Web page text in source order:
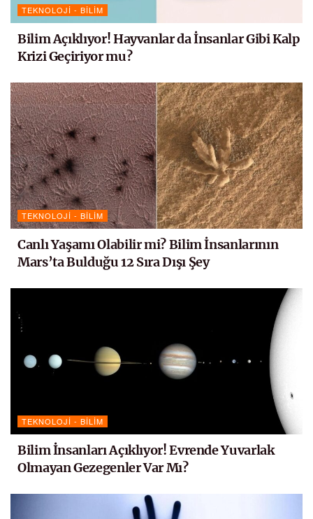
TEKNOLOJI - BILIM
Bilim Açıklıyor! Hayvanlar da İnsanlar Gibi Kalp
Krizi Geçiriyor mu?
TEKNOLOJI - BILIM
Canlı Yaşamı Olabilir mi? Bilim İnsanlarının
Mars’ta Bulduğu 12 Sıra Dışı Şey
TEKNOLOJI - BILIM
Bilim İnsanları Açıklıyor! Evrende Yuvarlak
Olmayan Gezegenler Var Mı?